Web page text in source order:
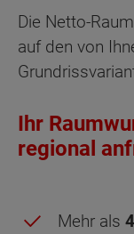
Die Netto-
auf den von
Ihr
regional
Mehr als